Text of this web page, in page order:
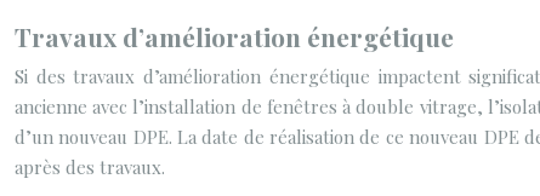
Travaux d’amélioration énergétique
Si des travaux d’amélioration énergétique impactent
ancienne avec l’installation de fenêtres à double vitrage,
d’un nouveau DPE. La date de réalisation de ce nouveau
après des travaux.